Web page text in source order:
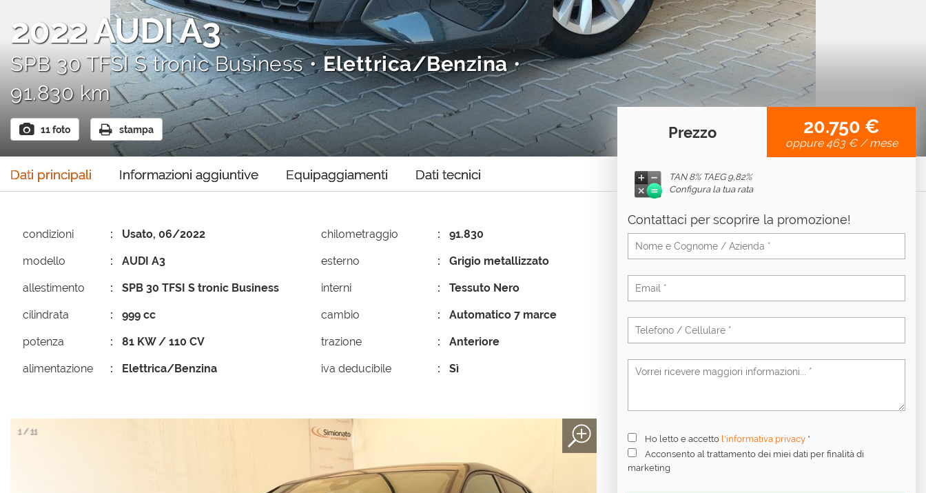
2022AUDI A3
SPB 30 TFSI S tronic Business •Elettrica/Benzina•
91.830 km
11 foto stampa
Dati principali Informazioni aggiuntive Equipaggiamenti Dati tecnici
condizioni Usato, 06/2022
modello AUDI A3
allestimento SPB 30 TFSI S tronic Business
cilindrata 999 cc
potenza 81 KW / 110 CV
alimentazione Elettrica/Benzina
chilometraggio 91.830
esterno Grigio metallizzato
interni Tessuto Nero
cambio Automatico 7 marce
trazione Anteriore
iva deducibile Sì
1 / 11
Prezzo 20.750 €
oppure463 €/ mese
TAN 8% TAEG 9,82%
Configura la tua rata
Contattaci per scoprire la promozione!
Ho letto e accetto l'informativa privacy *
Acconsento al trattamento dei miei dati per finalità di
marketing